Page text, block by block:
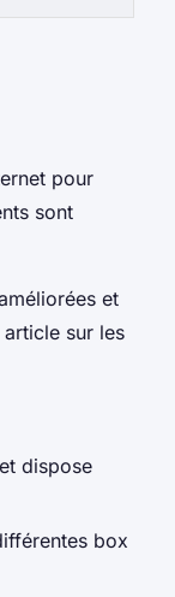
pour
sont
et
sur les
dispose
box